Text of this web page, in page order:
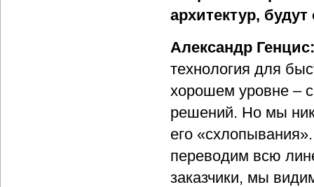
архитектур,
Александр Генцис:
технология для
хорошем уровне –
решений. Но мы
его
переводим всю
заказчики, мы